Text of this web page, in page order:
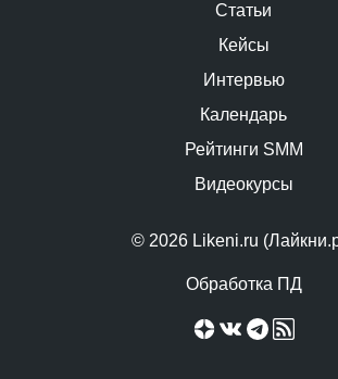
© 2026 Likeni.ru
Обработка ПД
Статьи
Кейсы
Интервью
Календарь
Рейтинги SMM
Видеокурсы